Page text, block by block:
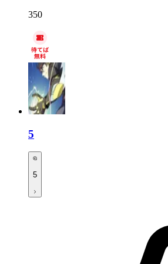
350
5
5